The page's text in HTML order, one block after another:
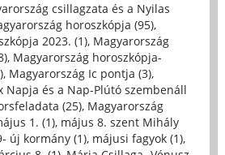
csillagzata és a Nyilas
horoszkópja (95),
2023. (1), Magyarország
, Magyarország horoszkópja-
, Magyarország Ic pontja (3),
Napja és a Nap-Plútó szembenáll
(25), Magyarország
1. (1), május 8. szent Mihály
új kormány (1), májusi fagyok (1),